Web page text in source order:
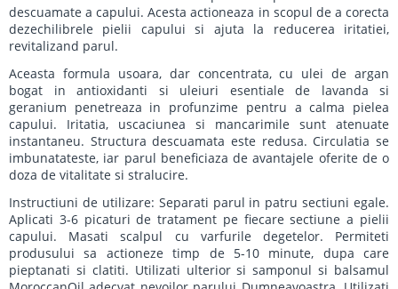
descuamate a capului. Acesta actioneaza in scopul de a corecta
dezechilibrele pielii capului si ajuta la reducerea iritatiei,
revitalizand parul.
Aceasta formula usoara, dar concentrata, cu ulei de argan
bogat in antioxidanti si uleiuri esentiale de lavanda si
geranium penetreaza in profunzime pentru a calma pielea
capului. Iritatia, uscaciunea si mancarimile sunt atenuate
instantaneu. Structura descuamata este redusa. Circulatia se
imbunatateste, iar parul beneficiaza de avantajele oferite de o
doza de vitalitate si stralucire.
Instructiuni de utilizare: Separati parul in patru sectiuni egale.
Aplicati 3-6 picaturi de tratament pe fiecare sectiune a pielii
capului. Masati scalpul cu varfurile degetelor. Permiteti
produsului sa actioneze timp de 5-10 minute, dupa care
pieptanati si clatiti. Utilizati ulterior si samponul si balsamul